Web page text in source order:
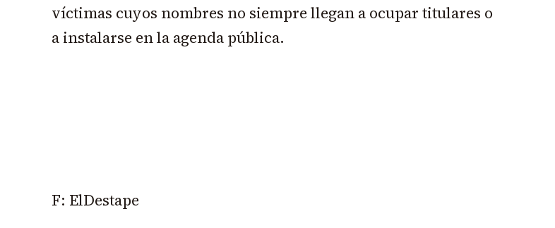
víctimas cuyos nombres no siempre llegan a ocupar titulares o
a instalarse en la agenda pública.
F: ElDestape